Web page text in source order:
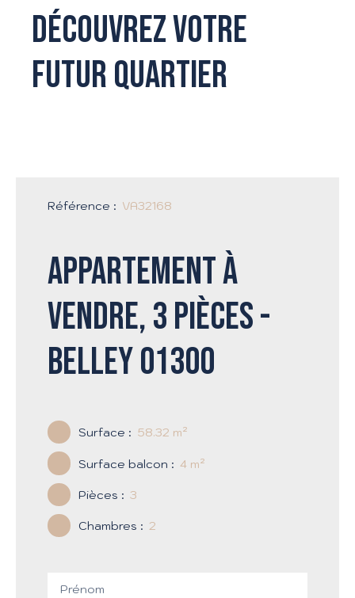
Découvrez votre
futur quartier
Référence : VA32168
Appartement à
vendre, 3 pièces -
Belley 01300
Surface : 58.32 m²
Surface balcon : 4 m²
Pièces : 3
Chambres : 2
Prénom